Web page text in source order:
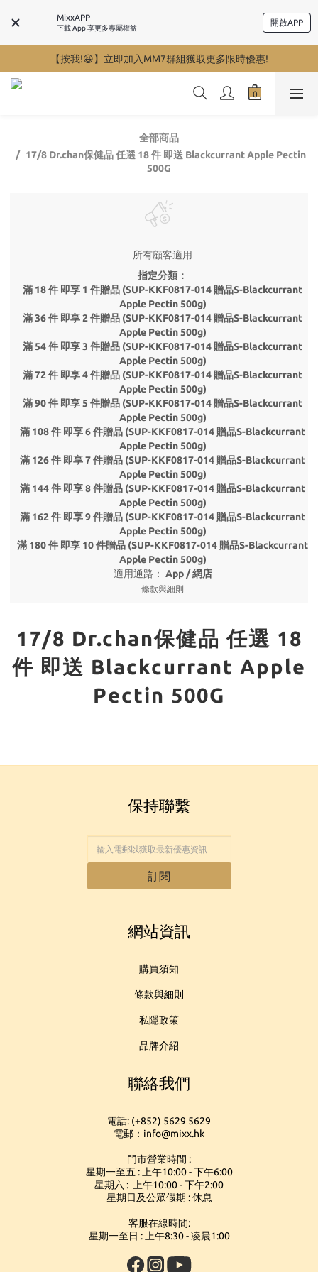
MixxAPP
下載 App 享更多專屬權益
開啟APP
【按我!😆】立即加入MM7群組獲取更多限時優惠!
全部商品
17/8 Dr.chan保健品 任選 18 件 即送 Blackcurrant Apple Pectin
500G
所有顧客適用
指定分類：
滿 18 件 即享 1 件贈品 (SUP-KKF0817-014 贈品S-Blackcurrant
Apple Pectin 500g)
滿 36 件 即享 2 件贈品 (SUP-KKF0817-014 贈品S-Blackcurrant
Apple Pectin 500g)
滿 54 件 即享 3 件贈品 (SUP-KKF0817-014 贈品S-Blackcurrant
Apple Pectin 500g)
滿 72 件 即享 4 件贈品 (SUP-KKF0817-014 贈品S-Blackcurrant
Apple Pectin 500g)
滿 90 件 即享 5 件贈品 (SUP-KKF0817-014 贈品S-Blackcurrant
Apple Pectin 500g)
滿 108 件 即享 6 件贈品 (SUP-KKF0817-014 贈品S-Blackcurrant
Apple Pectin 500g)
滿 126 件 即享 7 件贈品 (SUP-KKF0817-014 贈品S-Blackcurrant
Apple Pectin 500g)
滿 144 件 即享 8 件贈品 (SUP-KKF0817-014 贈品S-Blackcurrant
Apple Pectin 500g)
滿 162 件 即享 9 件贈品 (SUP-KKF0817-014 贈品S-Blackcurrant
Apple Pectin 500g)
滿 180 件 即享 10 件贈品 (SUP-KKF0817-014 贈品S-Blackcurrant
Apple Pectin 500g)
適用通路： App / 網店
條款與細則
17/8 Dr.chan保健品 任選 18
件 即送 Blackcurrant Apple
Pectin 500G
保持聯繫
訂閱
網站資訊
購買須知
條款與細則
私隱政策
品牌介紹
聯絡我們
電話: (+852) 5629 5629
電郵：info@mixx.hk
門市營業時間 :
星期一至五 : 上午10:00 - 下午6:00
星期六 : 上午10:00 - 下午2:00
星期日及公眾假期 : 休息
客服在線時間:
星期一至日 : 上午8:30 - 凌晨1:00